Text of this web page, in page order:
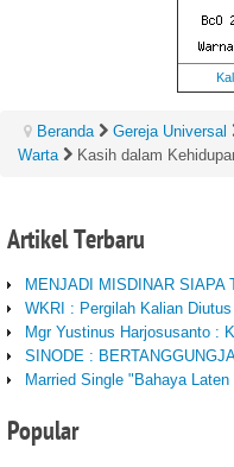
Beranda Gereja Universal
Warta
Kasih dalam
ArtikelTerbaru
MENJADI MISDINAR SIAPA
WKRI : Pergilah Kalian Diutus
Mgr Yustinus Harjosusanto :
SINODE :
Married Single "Bahaya Laten
Popular